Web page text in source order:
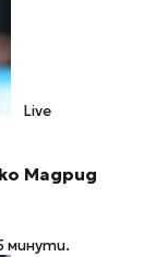
Live
Мадрид
минути.